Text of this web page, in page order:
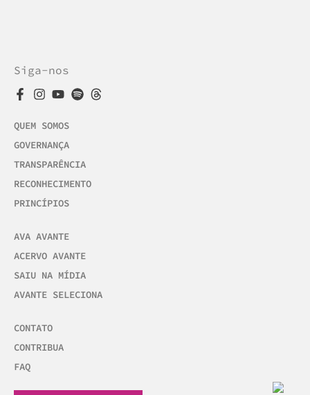
Siga-nos
QUEM SOMOS
GOVERNANÇA
TRANSPARÊNCIA
RECONHECIMENTO
PRINCÍPIOS
AVA AVANTE
ACERVO AVANTE
SAIU NA MÍDIA
AVANTE SELECIONA
CONTATO
CONTRIBUA
FAQ